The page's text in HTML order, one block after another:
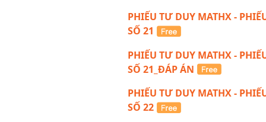
PHIẾU TƯ DUY MATHX -
SỐ 21
PHIẾU TƯ DUY MATHX -
SỐ 21_ĐÁP ÁN
PHIẾU TƯ DUY MATHX -
SỐ 22